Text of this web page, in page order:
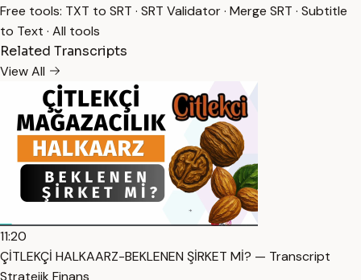
Free tools: TXT to SRT · SRT Validator· Merge SRT · Subtitle
to Text · All tools
Related Transcripts
View All
11:20
ÇİTLEKÇİ HALKAARZ-BEKLENEN ŞİRKET Mİ? — Transcript
Stratejik Finans